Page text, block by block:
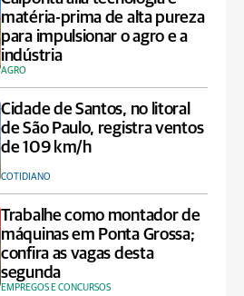
matéria-prima de alta pureza
para impulsionar o agro e a
indústria
AGRO
Cidade de Santos, no litoral
de São Paulo, registra ventos
de 109 km/h
COTIDIANO
Trabalhe como montador de
máquinas em Ponta Grossa;
confira as vagas desta
segunda
EMPREGOS E CONCURSOS